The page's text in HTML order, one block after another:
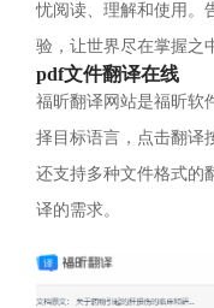
忧阅读、理解和使用。
验，让世界尽在掌握之
pdf文件翻译在线
福昕翻译网站是福昕软
择目标语言，点击翻译
还支持多种文件格式的
译的需求。